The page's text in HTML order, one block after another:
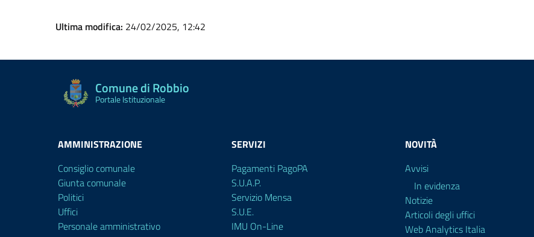
Ultima modifica: 24/02/2025, 12:42
Comune di Robbio
Portale Istituzionale
AMMINISTRAZIONE
Consiglio comunale
Giunta comunale
Politici
Uffici
Personale amministrativo
SERVIZI
Pagamenti PagoPA
S.U.A.P.
Servizio Mensa
S.U.E.
IMU On-Line
NOVITÀ
Avvisi
In evidenza
Notizie
Articoli degli uffici
Web Analytics Italia